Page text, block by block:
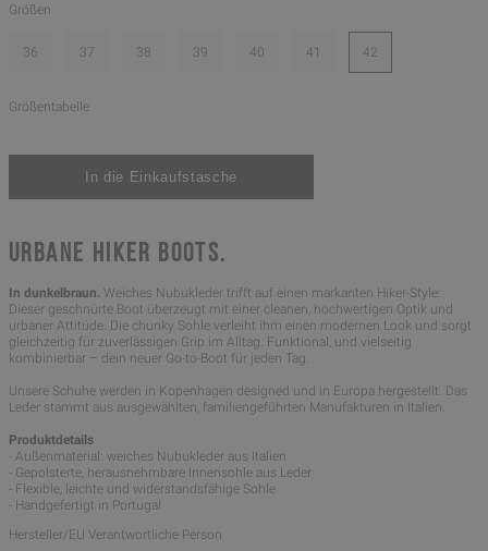
Größen
36 37 38 39 40 41 42
Größentabelle
URBANE HIKER BOOTS.
In dunkelbraun. Weiches Nubukleder trifft auf einen markanten Hiker-Style:
Dieser geschnürte Boot überzeugt mit einer cleanen, hochwertigen Optik und
urbaner Attitüde. Die chunky Sohle verleiht ihm einen modernen Look und sorgt
gleichzeitig für zuverlässigen Grip im Alltag. Funktional, und vielseitig
kombinierbar – dein neuer Go-to-Boot für jeden Tag.
Unsere Schuhe werden in Kopenhagen designed und in Europa hergestellt. Das
Leder stammt aus ausgewählten, familiengeführten Manufakturen in Italien.
Produktdetails
- Außenmaterial: weiches Nubukleder aus Italien
- Gepolsterte, herausnehmbare Innensohle aus Leder
- Flexible, leichte und widerstandsfähige Sohle
- Handgefertigt in Portugal
Hersteller/EU Verantwortliche Person